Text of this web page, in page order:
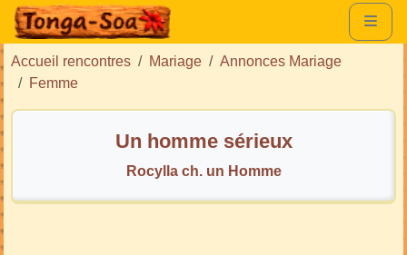
Accueil rencontres Mariage
Annonces Mariage
Femme
Un homme sérieux
Rocylla ch. un Homme